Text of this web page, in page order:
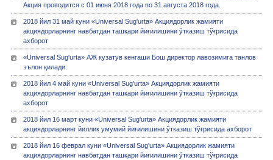
Акция проводится с 01 июня 2018 года по 31 августа 2018 года.
2018 йил 31 май куни «Universal Sug'urta» Акциядорлик жамияти
акциядорларнинг навбатдан ташқари йиғилишини ўтказиш тўғрисида
ахборот
«Universal Sug'urta» АЖ кузатув кенгаши Бош директор лавозимига танлов
эълон қилади.
2018 йил 4 май куни «Universal Sug'urta» Акциядорлик жамияти
акциядорларнинг навбатдан ташқари йиғилишини ўтказиш тўғрисида
ахборот
2018 йил 16 март куни «Universal Sug'urta» Акциядорлик жамияти
акциядорларнинг йиллик умумий йиғилишини ўтказиш тўғрисида ахборот
2018 йил 16 феврал куни «Universal Sug'urta» Акциядорлик жамияти
акциядорларнинг навбатдан ташқари йиғилишини ўтказиш тўғрисида